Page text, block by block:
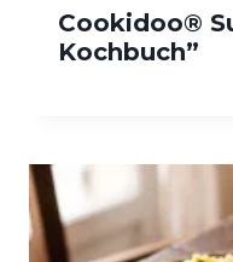
Cookidoo®
Kochbuch”